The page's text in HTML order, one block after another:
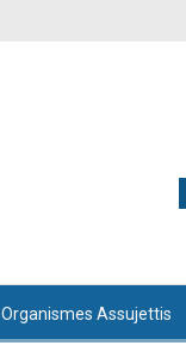
Organismes Assujettis